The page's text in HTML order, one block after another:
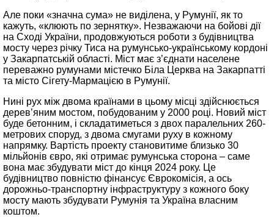
Але поки «значна сума» не виділена, у Румунії, як то
кажуть, «клюють по зернятку». Незважаючи на бойові дії
на Сході України, продовжуються роботи з будівництва
мосту через річку Тиса на румунсько-українському кордоні
у Закарпатській області. Міст має з’єднати населене
переважно румунами містечко Біла Церква на Закарпатті
та місто Сігету-Мармацією в Румунії.
Нині рух між двома країнами в цьому місці здійснюється
дерев’яним мостом, побудованим у 2000 році. Новий міст
буде бетонним, і складатиметься з двох паралельних 260-
метрових споруд, з двома смугами руху в кожному
напрямку. Вартість проекту становитиме близько 30
мільйонів євро, які отримає румунська сторона – саме
вона має збудувати міст до кінця 2024 року. Це
будівництво повністю фінансує Єврокомісія, а ось
дорожньо-транспортну інфраструктуру з кожного боку
мосту мають збудувати Румунія та Україна власним
коштом.